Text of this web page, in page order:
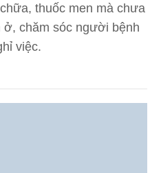
thuốc men mà chưa
chăm sóc người bệnh
việc.